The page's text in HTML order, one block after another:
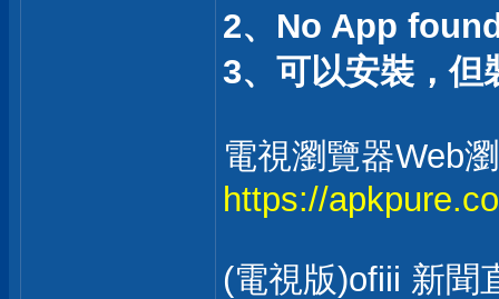
2、No App
3、可以安裝，但
電視瀏覽器Web
https://
(電視版)ofiii 新聞